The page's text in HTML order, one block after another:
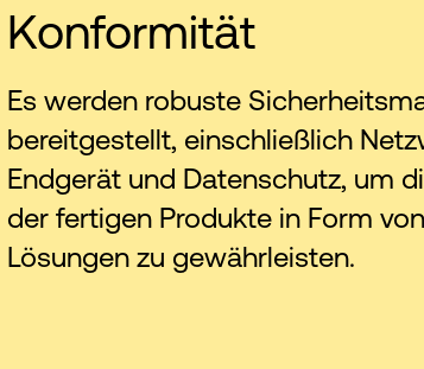
Konformität
Es werden robuste
bereitgestellt, einschließlich
Endgerät und Datenschutz, um
der fertigen Produkte in Form
Lösungen zu gewährleisten.